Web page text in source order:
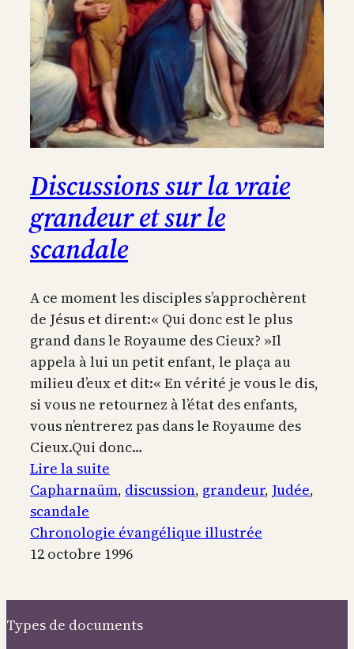
Discussions sur la vraie
grandeur et sur le
scandale
A ce moment les disciples s’approchèrent
de Jésus et dirent:« Qui donc est le plus
grand dans le Royaume des Cieux? »Il
appela à lui un petit enfant, le plaça au
milieu d’eux et dit:« En vérité je vous le dis,
si vous ne retournez à l’état des enfants,
vous n’entrerez pas dans le Royaume des
Cieux.Qui donc…
Lire la suite
Discussions
la
vraie
et
Capharnaüm, discussion, grandeur, Judée
scandale
Chronologie évangélique illustrée
12 octobre 1996
Types de documents